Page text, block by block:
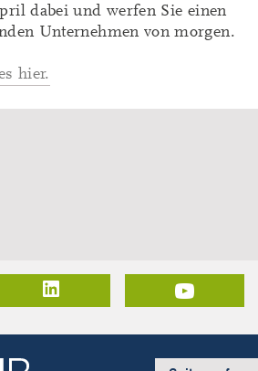
dabei und werfen Sie einen
Unternehmen von morgen.
hier.